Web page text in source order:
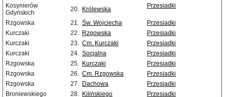
Kosynierów
Gdyńskich
20. Królewska Przesiadki
Rzgowska 21. Św. Wojciecha
Przesiadki
Kurczaki
22. Rzgowska
Przesiadki
Kurczaki
23. Cm. Kurczaki
Przesiadki
Kurczaki
24. Socjalna
Przesiadki
Rzgowska
25. Kurczaki
Przesiadki
Rzgowska
26. Cm. Rzgowska
Przesiadki
Rzgowska
27. Dachowa
Przesiadki
Broniewskiego
28. Kilińskiego
Przesiadki